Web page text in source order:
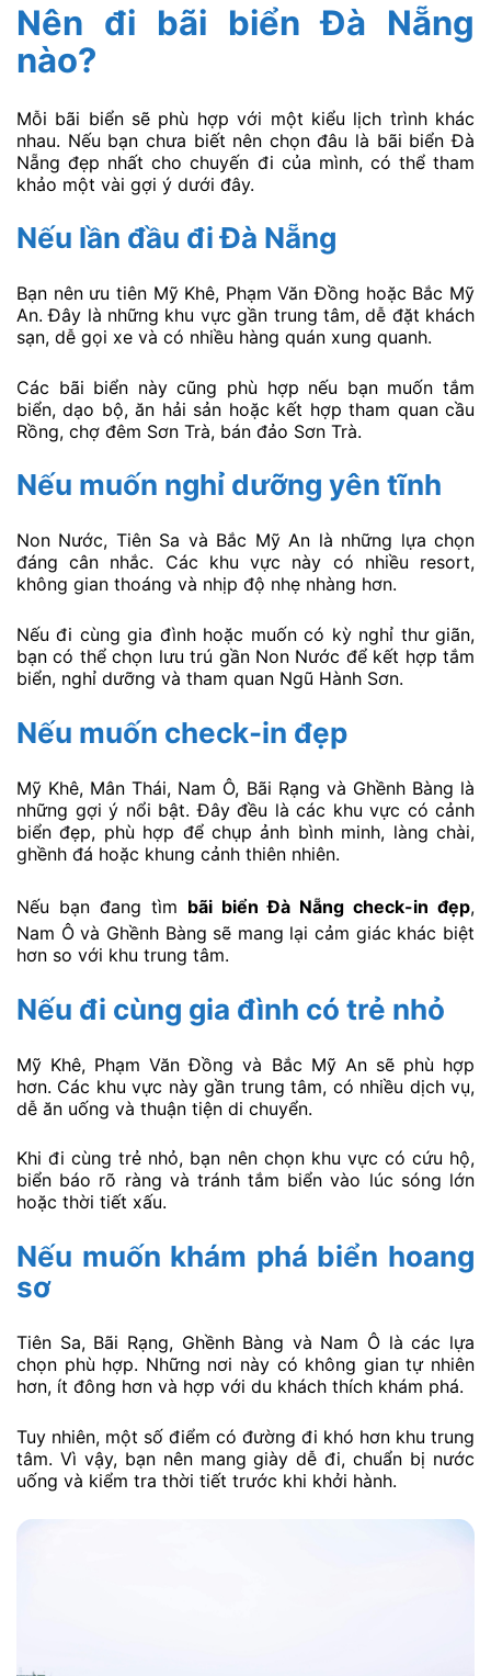
Nên đi bãi biển Đà Nẵng
nào?
Mỗi bãi biển sẽ phù hợp với một kiểu lịch trình khác
nhau. Nếu bạn chưa biết nên chọn đâu là bãi biển Đà
Nẵng đẹp nhất cho chuyến đi của mình, có thể tham
khảo một vài gợi ý dưới đây.
Nếu lần đầu đi Đà Nẵng
Bạn nên ưu tiên Mỹ Khê, Phạm Văn Đồng hoặc Bắc Mỹ
An. Đây là những khu vực gần trung tâm, dễ đặt khách
sạn, dễ gọi xe và có nhiều hàng quán xung quanh.
Các bãi biển này cũng phù hợp nếu bạn muốn tắm
biển, dạo bộ, ăn hải sản hoặc kết hợp tham quan cầu
Rồng, chợ đêm Sơn Trà, bán đảo Sơn Trà.
Nếu muốn nghỉ dưỡng yên tĩnh
Non Nước, Tiên Sa và Bắc Mỹ An là những lựa chọn
đáng cân nhắc. Các khu vực này có nhiều resort,
không gian thoáng và nhịp độ nhẹ nhàng hơn.
Nếu đi cùng gia đình hoặc muốn có kỳ nghỉ thư giãn,
bạn có thể chọn lưu trú gần Non Nước để kết hợp tắm
biển, nghỉ dưỡng và tham quan Ngũ Hành Sơn.
Nếu muốn check-in đẹp
Mỹ Khê, Mân Thái, Nam Ô, Bãi Rạng và Ghềnh Bàng là
những gợi ý nổi bật. Đây đều là các khu vực có cảnh
biển đẹp, phù hợp để chụp ảnh bình minh, làng chài,
ghềnh đá hoặc khung cảnh thiên nhiên.
Nếu bạn đang tìm bãi biển Đà Nẵng check-in đẹp,
Nam Ô và Ghềnh Bàng sẽ mang lại cảm giác khác biệt
hơn so với khu trung tâm.
Nếu đi cùng gia đình có trẻ nhỏ
Mỹ Khê, Phạm Văn Đồng và Bắc Mỹ An sẽ phù hợp
hơn. Các khu vực này gần trung tâm, có nhiều dịch vụ,
dễ ăn uống và thuận tiện di chuyển.
Khi đi cùng trẻ nhỏ, bạn nên chọn khu vực có cứu hộ,
biển báo rõ ràng và tránh tắm biển vào lúc sóng lớn
hoặc thời tiết xấu.
Nếu muốn khám phá biển hoang
sơ
Tiên Sa, Bãi Rạng, Ghềnh Bàng và Nam Ô là các lựa
chọn phù hợp. Những nơi này có không gian tự nhiên
hơn, ít đông hơn và hợp với du khách thích khám phá.
Tuy nhiên, một số điểm có đường đi khó hơn khu trung
tâm. Vì vậy, bạn nên mang giày dễ đi, chuẩn bị nước
uống và kiểm tra thời tiết trước khi khởi hành.